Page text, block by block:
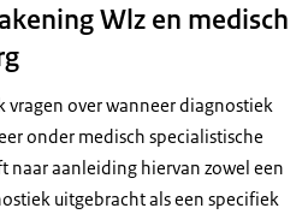
Wlz en medisch
vragen over wanneer diagnostiek
onder medisch specialistische
naar aanleiding hiervan zowel een
uitgebracht als een specifiek